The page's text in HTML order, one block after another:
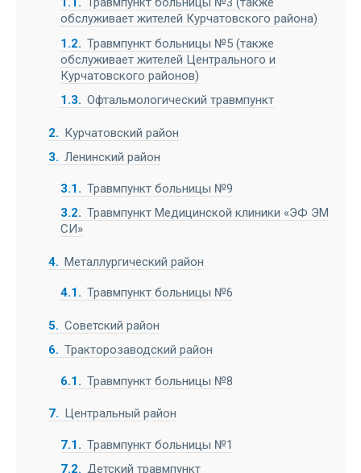
обслуживает жителей Курчатовского района)
1.2
Травмпункт больницы №5 (также
обслуживает жителей Центрального и
Курчатовского районов)
1.3
Офтальмологический травмпункт
2
Курчатовский район
3
Ленинский район
3.1
Травмпункт больницы №9
3.2
Травмпункт Медицинской клиники «ЭФ ЭМ
СИ»
4 Металлургический район
4.1 Травмпункт больницы №6
5
Советский район
6
Тракторозаводский район
6.1 Травмпункт больницы №8
7 Центральный район
7.1
Травмпункт больницы №1
7.2
Детский травмпункт